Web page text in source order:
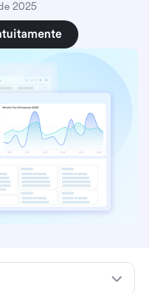
2025
de
de dados de
banco de dados do
ocorrem falhas no